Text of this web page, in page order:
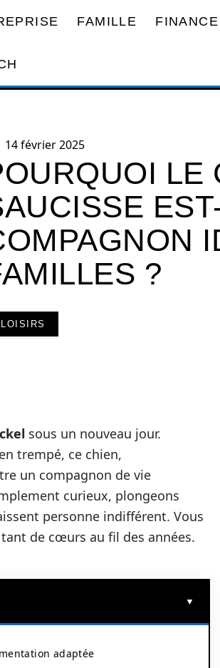
FAMILLE FINANCE
14 février 2025
LE
?
LOISIRS
sous un nouveau jour.
trempé, ce chien,
un compagnon de vie
curieux, plongeons
personne indifférent. Vous
de cœurs au fil des années.
adaptée